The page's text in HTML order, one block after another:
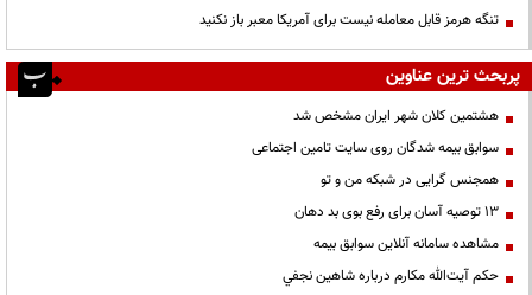
تنگه هرمز قابل معامله نیست برای آمریکا معبر باز نکنید
پربحث ترین عناوین
هشتمین کلان شهر ایران مشخص شد
سوابق بیمه شدگان روی سایت تامین اجتماعی
همجنس گرایی در شبکه من و تو
13 توصیه آسان برای رفع بوی بد دهان
مشاهده سامانه آنلاين سوابق بیمه
حكم آيت‌الله مكارم درباره شاهين نجفي